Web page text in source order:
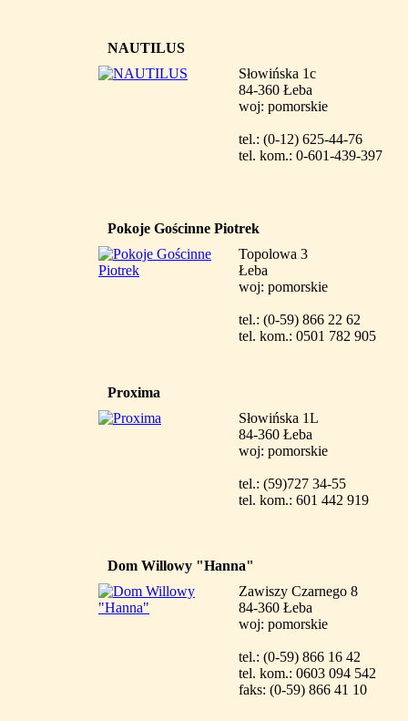
NAUTILUS
Słowińska 1c
84-360 Łeba
woj: pomorskie
tel.: (0-12) 625-44-76
tel. kom.: 0-601-439-397
Pokoje Gościnne Piotrek
Topolowa 3
Łeba
woj: pomorskie
tel.: (0-59) 866 22 62
tel. kom.: 0501 782 905
Proxima
Słowińska 1L
84-360 Łeba
woj: pomorskie
tel.: (59)727 34-55
tel. kom.: 601 442 919
Dom Willowy "Hanna"
Zawiszy Czarnego 8
84-360 Łeba
woj: pomorskie
tel.: (0-59) 866 16 42
tel. kom.: 0603 094 542
faks: (0-59) 866 41 10